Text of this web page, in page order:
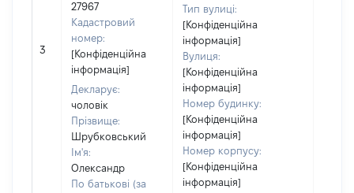
3
27967
Кадастровий
номер:
[Конфіденційна
інформація]
Декларує:
чоловік
Прізвище:
Шрубковський
Ім'я:
Олександр
По батькові (за
Тип вулиці:
[Конфіденційна
інформація]
Вулиця:
[Конфіденційна
інформація]
Номер будинку:
[Конфіденційна
інформація]
Номер корпусу:
[Конфіденційна
інформація]